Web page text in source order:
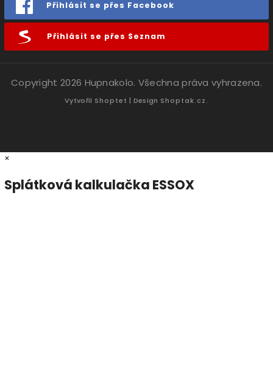
Přihlásit se přes Facebook
Přihlásit se přes Seznam
Copyright 2026 Hupnakolo. Všechna práva vyhrazena.
Vytvořil Shoptet | Design Shoptak.cz.
×
Splátková kalkulačka ESSOX